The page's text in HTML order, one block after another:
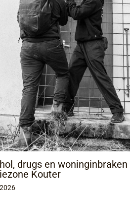
drugs en woninginbraken
Kouter